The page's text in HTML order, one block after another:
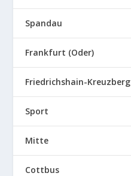
Spandau
Frankfurt (Oder)
Friedrichshain-Kreuzberg
Sport
Mitte
Cottbus